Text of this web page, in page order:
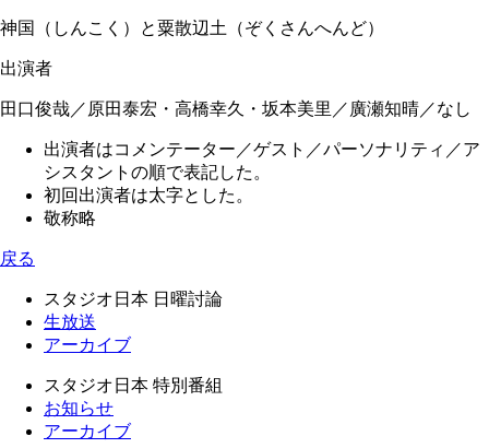
神国（しんこく）と粟散辺土（ぞくさんへんど）
出演者
田口俊哉／原田泰宏・高橋幸久・坂本美里／廣瀬知晴／なし
出演者はコメンテーター／ゲスト／パーソナリティ／ア
シスタントの順で表記した。
初回出演者は太字とした。
敬称略
戻る
スタジオ日本 日曜討論
生放送
アーカイブ
スタジオ日本 特別番組
お知らせ
アーカイブ